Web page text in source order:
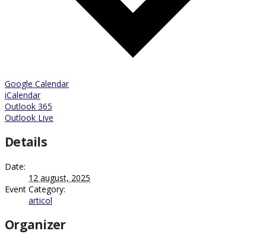
Google Calendar
iCalendar
Outlook 365
Outlook Live
Details
Date:
12 august, 2025
Event Category:
articol
Organizer